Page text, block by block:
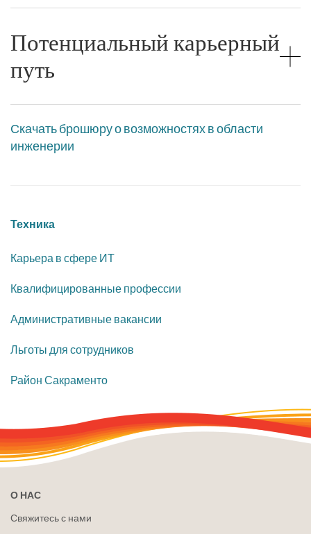
Потенциальный карьерный
путь
Скачать брошюру о возможностях в области
инженерии
Техника
Карьера в сфере ИТ
Квалифицированные профессии
Административные вакансии
Льготы для сотрудников
​Район Сакраменто
О НАС
Свяжитесь с нами